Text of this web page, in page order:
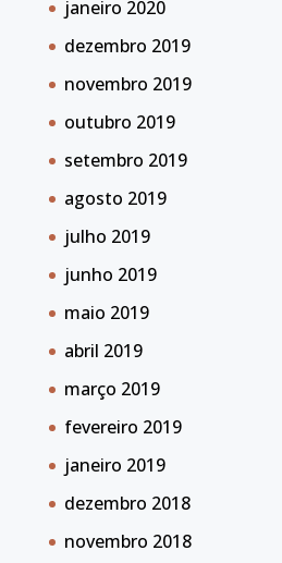
janeiro 2020
dezembro 2019
novembro 2019
outubro 2019
setembro 2019
agosto 2019
julho 2019
junho 2019
maio 2019
abril 2019
março 2019
fevereiro 2019
janeiro 2019
dezembro 2018
novembro 2018